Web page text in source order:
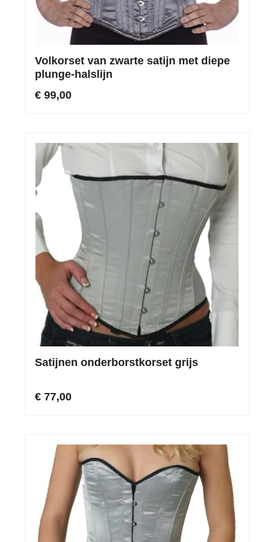
Volkorset van zwarte satijn met diepe
plunge-halslijn
€ 99,00
Satijnen onderborstkorset grijs
€ 77,00